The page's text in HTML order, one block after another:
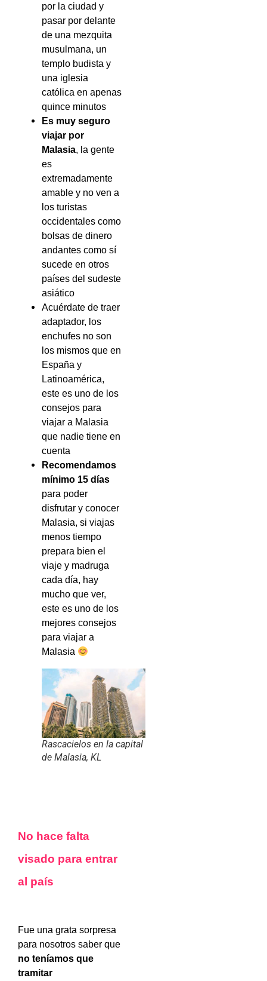
por la ciudad y
pasar por delante
de una mezquita
musulmana, un
templo budista y
una iglesia
católica en apenas
quince minutos
Es muy seguro
viajar por
Malasia, la gente
es
extremadamente
amable y no ven a
los turistas
occidentales como
bolsas de dinero
andantes como sí
sucede en otros
países del sudeste
asiático
Acuérdate de traer
adaptador, los
enchufes no son
los mismos que en
España y
Latinoamérica,
este es uno de los
consejos para
viajar a Malasia
que nadie tiene en
cuenta
Recomendamos
mínimo 15 días
para poder
disfrutar y conocer
Malasia, si viajas
menos tiempo
prepara bien el
viaje y madruga
cada día, hay
mucho que ver,
este es uno de los
mejores consejos
para viajar a
Malasia
Rascacielos en la capital
de Malasia, KL
No hace falta
visado para entrar
al país
Fue una grata sorpresa
para nosotros saber que
no teníamos que
tramitar